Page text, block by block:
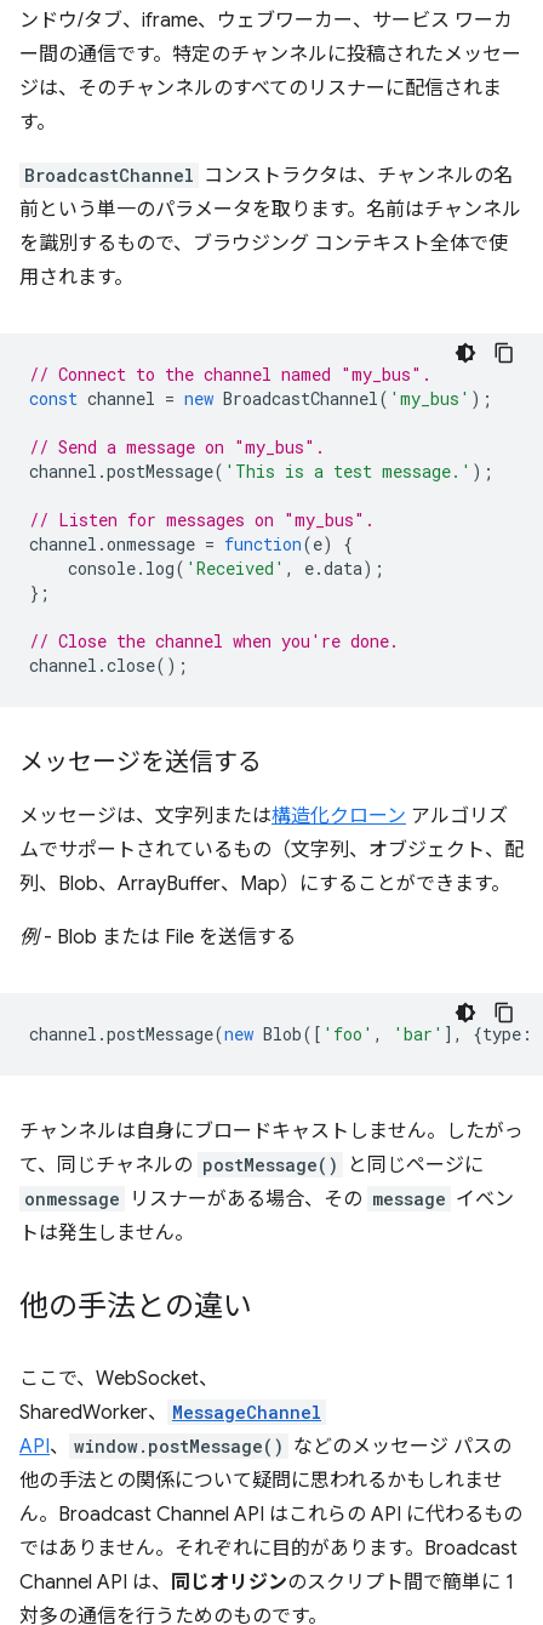
ンドウ/タブ、iframe、ウェブワーカー、サービス ワーカ
ー間の通信です。特定のチャンネルに投稿されたメッセー
ジは、そのチャンネルのすべてのリスナーに配信されま
す。
BroadcastChannel コンストラクタは、チャンネルの名
前という単一のパラメータを取ります。名前はチャンネル
を識別するもので、ブラウジング コンテキスト全体で使
用されます。
// Connect to the channel named "my_bus".
const channel = new BroadcastChannel( 'my_bus' );
// Send a message on "my_bus".
channel .postMessage( 'This is a test message.' );
// Listen for messages on "my_bus".
channel .onmessage = function(e)
{
console. log( 'Received' , e.data);
};
// Close the channel when you're done.
channel .close();
メッセージを送信する
メッセージは、文字列または構造化クローン アルゴリズ
ムでサポートされているもの（文字列、オブジェクト、配
列、Blob、ArrayBuffer、Map）にすることができます。
例- Blob または File を送信する
channel .postMessage(new Blob([ 'foo' , 'bar' ], {type :
チャンネルは自身にブロードキャストしません。したがっ
て、同じチャネルの postMessage() と同じページに
onmessage リスナーがある場合、その message イベン
トは発生しません。
他の手法との違い
ここで、WebSocket、
SharedWorker、
MessageChannel
API、 window.postMessage() などのメッセージ パスの
他の手法との関係について疑問に思われるかもしれませ
ん。Broadcast Channel API はこれらの API に代わるもの
ではありません。それぞれに目的があります。Broadcast
Channel API は、
同じオリジンのスクリプト間で簡単に 1
対多の通信を行うためのものです。